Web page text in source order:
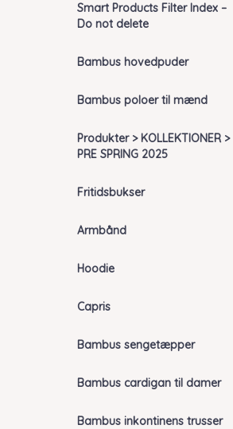
Smart Products Filter Index –
Do not delete
Bambus hovedpuder
Bambus poloer til mænd
Produkter > KOLLEKTIONER >
PRE SPRING 2025
Fritidsbukser
Armbånd
Hoodie
Capris
Bambus sengetæpper
Bambus cardigan til damer
Bambus inkontinens trusser